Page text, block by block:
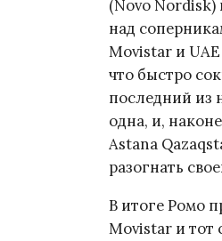
(Novo Nordisk)
над
Movistar и
что быстро
последний из
одна, и,
Astana
разогнать
В итоге Ромо
Movistar и тот